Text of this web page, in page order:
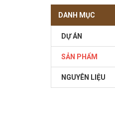
DANH MỤC
DỰ ÁN
SẢN PHẨM
NGUYÊN LIỆU